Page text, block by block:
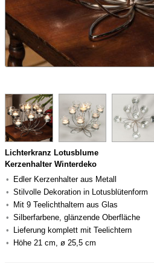
Lichterkranz Lotusblume
Kerzenhalter Winterdeko
Edler Kerzenhalter aus Metall
Stilvolle Dekoration in Lotusblütenform
Mit 9 Teelichthaltern aus Glas
Silberfarbene, glänzende Oberfläche
Lieferung komplett mit Teelichtern
Höhe 21 cm, ø 25,5 cm